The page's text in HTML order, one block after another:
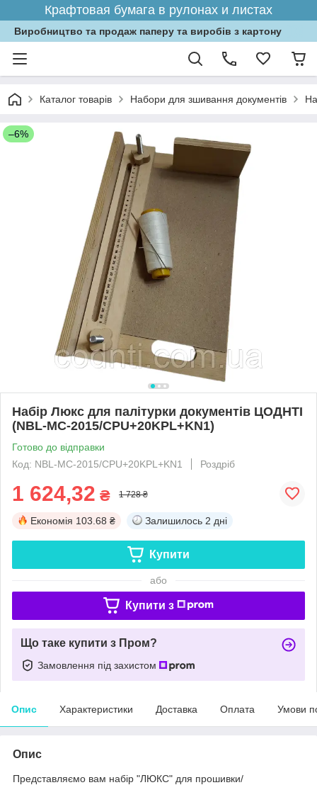
Крафтовая бумага в рулонах и листах
Виробництво та продаж паперу та виробів з картону
Каталог товарів Набори для зшивання документів
–6%
Набір Люкс для палітурки документів ЦОДНТІ
(NBL-МС-2015/CPU+20KPL+KN1)
Готово до відправки
Код: NBL-МС-2015/CPU+20KPL+KN1
Роздріб
1 624,32 ₴ 1 728 ₴
Економія 103.68 ₴ Залишилось 2 дні
Купити
або
Купити з
Що таке купити з Пром?
Замовлення під захистом
Опис Характеристики Доставка Оплата Умови
Опис
Представляємо вам набір "ЛЮКС" для прошивки/